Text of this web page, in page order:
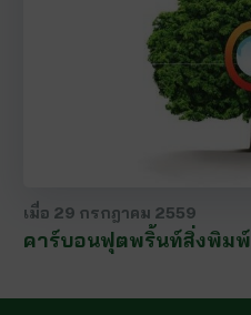
เมื่อ 29 กรกฎาคม 2559
คาร์บอนฟุตพริ้นท์สิ่งพิมพ์